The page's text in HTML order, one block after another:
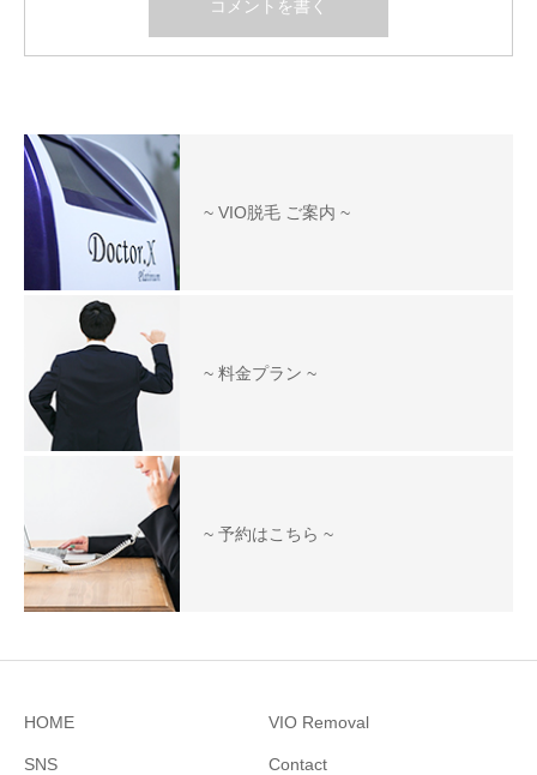
~ VIO脱毛 ご案内 ~
~ 料金プラン ~
~ 予約はこちら ~
HOME VIO Removal
SNS Contact